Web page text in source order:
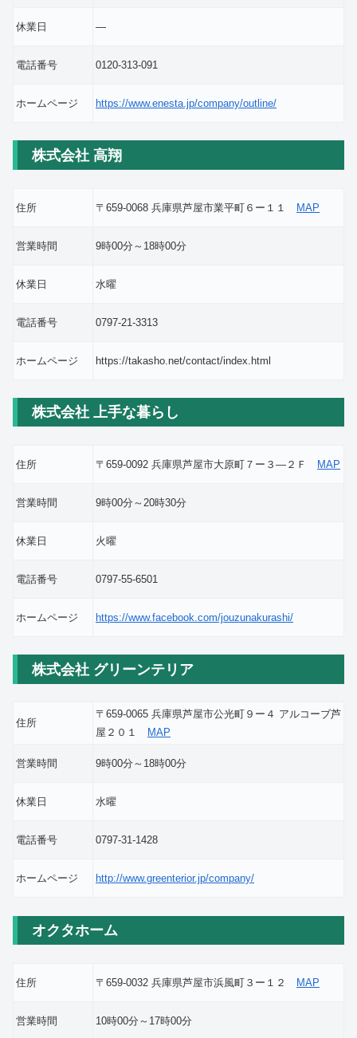
休業日 ―
電話番号 0120-313-091
ホームページ https://www.enesta.jp/company/outline/
株式会社 高翔
住所 〒659-0068 兵庫県芦屋市業平町６ー１１ MAP
営業時間 9時00分～18時00分
休業日 水曜
電話番号 0797-21-3313
ホームページ https://takasho.net/contact/index.html
株式会社 上手な暮らし
住所 〒659-0092 兵庫県芦屋市大原町７ー３―２Ｆ MAP
営業時間 9時00分～20時30分
休業日 火曜
電話番号 0797-55-6501
ホームページ https://www.facebook.com/jouzunakurashi/
株式会社 グリーンテリア
住所
〒659-0065 兵庫県芦屋市公光町９ー４ アルコーブ芦
屋２０１
MAP
営業時間 9時00分～18時00分
休業日 水曜
電話番号 0797-31-1428
ホームページ http://www.greenterior.jp/company/
オクタホーム
住所 〒659-0032 兵庫県芦屋市浜風町３ー１２ MAP
営業時間 10時00分～17時00分